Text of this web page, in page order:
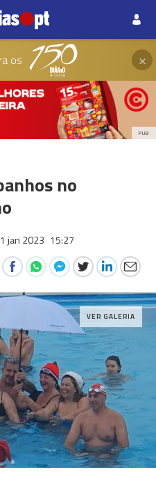
os ×
PUB
no
jan 2023 15:27
VER GALERIA